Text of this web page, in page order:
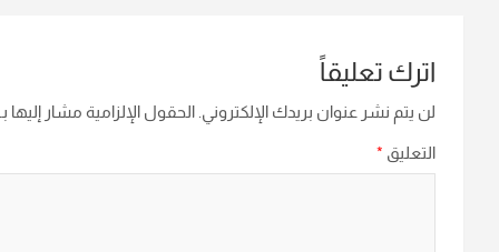
اترك تعليقاً
لن يتم نشر عنوان بريدك الإلكتروني. الحقول الإلزامية مشار إليها
التعليق *